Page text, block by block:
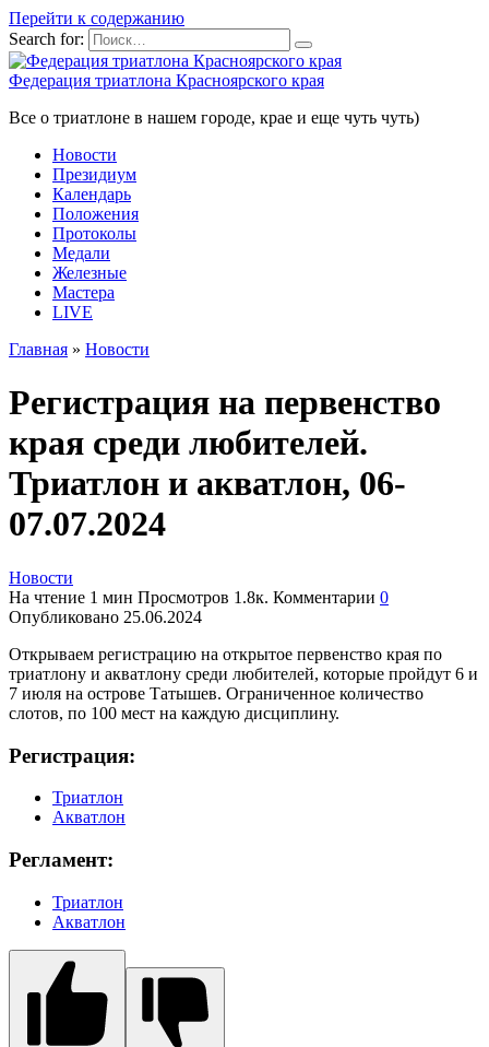
Перейти к содержанию
Search for:
Федерация триатлона Красноярского края
Все о триатлоне в нашем городе, крае и еще чуть чуть)
Новости
Президиум
Календарь
Положения
Протоколы
Медали
Железные
Мастера
LIVE
Главная » Новости
Регистрация на первенство
края среди любителей.
Триатлон и акватлон, 06-
07.07.2024
Новости
На чтение 1 мин Просмотров 1.8к. Комментарии 0
Опубликовано 25.06.2024
Открываем регистрацию на открытое первенство края по
триатлону и акватлону среди любителей, которые пройдут 6 и
7 июля на острове Татышев. Ограниченное количество
слотов, по 100 мест на каждую дисциплину.
Регистрация:
Триатлон
Акватлон
Регламент:
Триатлон
Акватлон